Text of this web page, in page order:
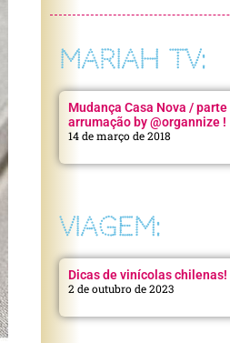
MARIAH TV:
Mudança Casa Nova /
arrumação by @organnize !
14 de março de 2018
VIAGEM:
Dicas de vinícolas chilenas!
2 de outubro de 2023